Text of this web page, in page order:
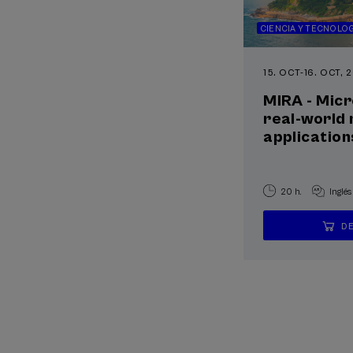
CIENCIA Y
15. OCT-16. OCT,
MIRA -
real-world
20 h. Inglés